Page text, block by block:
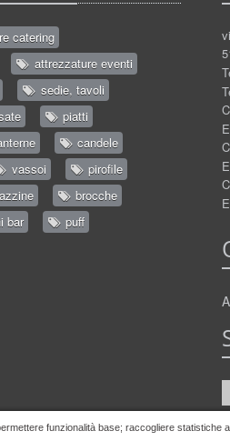
funzionalità base; raccogliere statistiche
catering
attrezzature eventi
sedie, tavoli
piatti
candele
vassoi
pirofile
brocche
bar puff